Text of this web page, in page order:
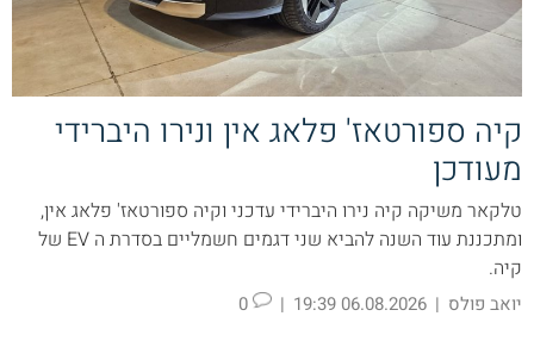
קיה ספורטאז' פלאג אין ונירו היברידי
מעודכן
טלקאר משיקה קיה נירו היברידי עדכני וקיה ספורטאז' פלאג אין,
ומתכננת עוד השנה להביא שני דגמים חשמליים בסדרת ה EV של
קיה.
יואב פולס |
06.08.2026 19:39
|